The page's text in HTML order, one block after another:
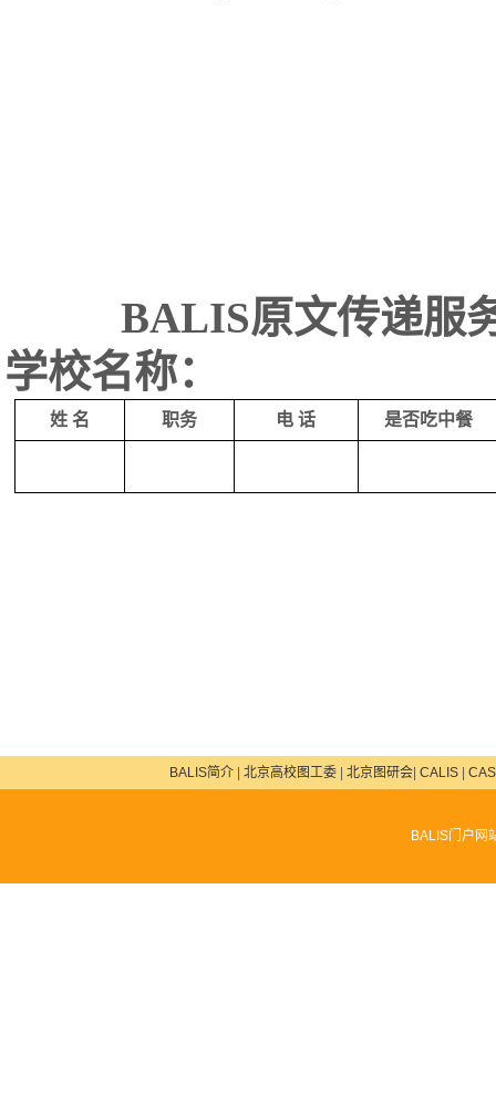
BALIS原文传递服
学校名称：
姓 名 职务 电 话 是否吃中餐
BALIS简介 北京高校图工委 北京图研会 CALIS
BALIS门户网